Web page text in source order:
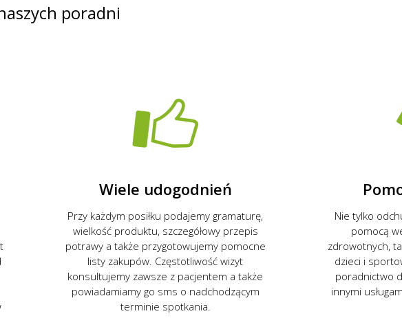
poradni
Wiele udogodnień
Przy każdym posiłku podajemy gramaturę,
wielkość produktu, szczegółowy przepis
potrawy a także przygotowujemy pomocne
listy zakupów. Częstotliwość wizyt
konsultujemy zawsze z pacjentem a także
powiadamiamy go sms o nadchodzącym
terminie spotkania.
Nie tylko
pomocą
zdrowotnych,
dzieci i
poradnictwo
innymi